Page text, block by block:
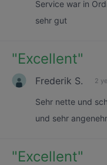
Service war in
sehr gut
"Excellent"
Frederik S. 2
Sehr nette und
und sehr
"Excellent"